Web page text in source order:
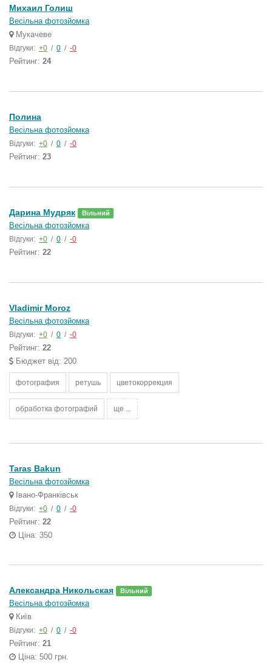
Михаил Голиш
Весільна фотозйомка
Мукачеве
Відгуки: +0 / 0 / -0
Рейтинг: 24
Полина
Весільна фотозйомка
Відгуки: +0 / 0 / -0
Рейтинг: 23
Дарина Мудряк Вільний
Весільна фотозйомка
Відгуки: +0 / 0 / -0
Рейтинг: 22
Vladimir Moroz
Весільна фотозйомка
Відгуки: +0 / 0 / -0
Рейтинг: 22
Бюджет від: 200
фотография ретушь цветокоррекция
обработка фотографий ще ...
Taras Bakun
Весільна фотозйомка
Івано-Франківськ
Відгуки: +0 / 0 / -0
Рейтинг: 22
Ціна: 350
Александра Никольская Вільний
Весільна фотозйомка
Київ
Відгуки: +0 / 0 / -0
Рейтинг: 21
Ціна: 500 грн.